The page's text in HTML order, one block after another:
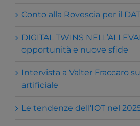
Conto alla Rovescia per il
DIGITAL TWINS
opportunità e nuove sfide
Intervista a Valter Fraccaro
artificiale
Le tendenze dell’IOT nel